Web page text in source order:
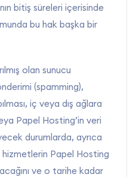
bitiş süreleri içerisinde
bu hak başka bir
olan sunucu
(spamming),
iç veya dış ağlara
Papel Hosting’in veri
durumlarda, ayrıca
hizmetlerin Papel Hosting
ve o tarihe kadar